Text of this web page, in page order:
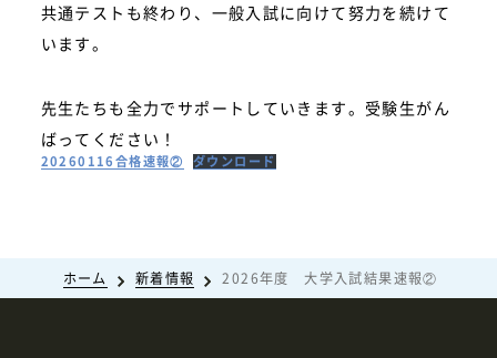
共通テストも終わり、一般入試に向けて努力を続けて
います。
先生たちも全力でサポートしていきます。受験生がん
ばってください！
20260116合格速報② ダウンロード
ホーム 新着情報 2026年度 大学入試結果速報②